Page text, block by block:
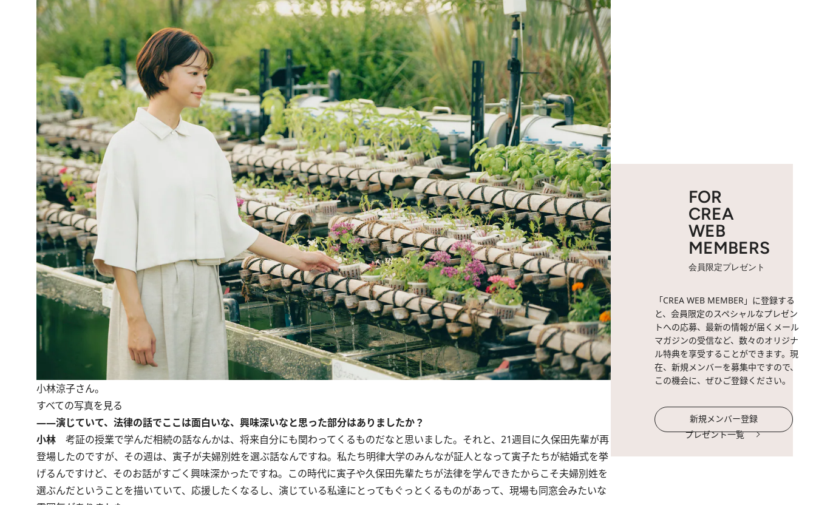
小林涼子さん。
すべての写真を見る
――演じていて、法律の話でここは面白いな、興味深いなと思った部分はありましたか？
小林 考証の授業で学んだ相続の話なんかは、将来自分にも関わってくるものだなと思いました。それと、21週目に久保田先輩が再
登場したのですが、その週は、寅子が夫婦別姓を選ぶ話なんですね。私たち明律大学のみんなが証人となって寅子たちが結婚式を挙
げるんですけど、そのお話がすごく興味深かったですね。この時代に寅子や久保田先輩たちが法律を学んできたからこそ夫婦別姓を
選ぶんだということを描いていて、応援したくなるし、演じている私達にとってもぐっとくるものがあって、現場も同窓会みたいな
FOR
CREA
WEB
MEMBERS
会員限定プレゼント
「CREA WEB MEMBER」に登録する
と、会員限定のスペシャルなプレゼン
トへの応募、最新の情報が届くメール
マガジンの受信など、数々のオリジナ
ル特典を享受することができます。現
在、新規メンバーを募集中ですので、
この機会に、ぜひご登録ください。
新規メンバー登録
プレゼント一覧